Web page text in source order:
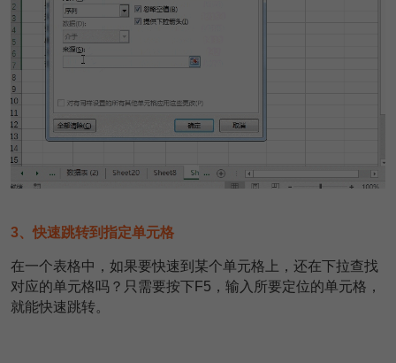
3、快速跳转到指定单元格
在一个表格中，如果要快速到某个单元格上，还在下拉查找
对应的单元格吗？只需要按下F5，输入所要定位的单元格，
就能快速跳转。